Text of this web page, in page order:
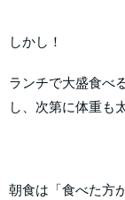
しかし！
ランチで大盛食べ
し、次第に体重も
朝食は「食べた方